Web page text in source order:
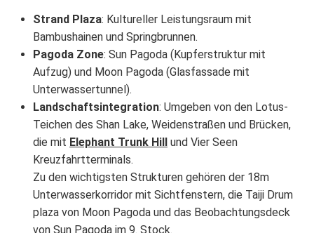
Strand Plaza: Kultureller Leistungsraum mit
Bambushainen und Springbrunnen.
Pagoda Zone: Sun Pagoda (Kupferstruktur mit
Aufzug) und Moon Pagoda (Glasfassade mit
Unterwassertunnel).
Landschaftsintegration: Umgeben von den Lotus-
Teichen des Shan Lake, Weidenstraßen und Brücken,
die mit Elephant Trunk Hill und Vier Seen
Kreuzfahrtterminals.
Zu den wichtigsten Strukturen gehören der 18m
Unterwasserkorridor mit Sichtfenstern, die Taiji Drum
plaza von Moon Pagoda und das Beobachtungsdeck
von Sun Pagoda im 9. Stock.